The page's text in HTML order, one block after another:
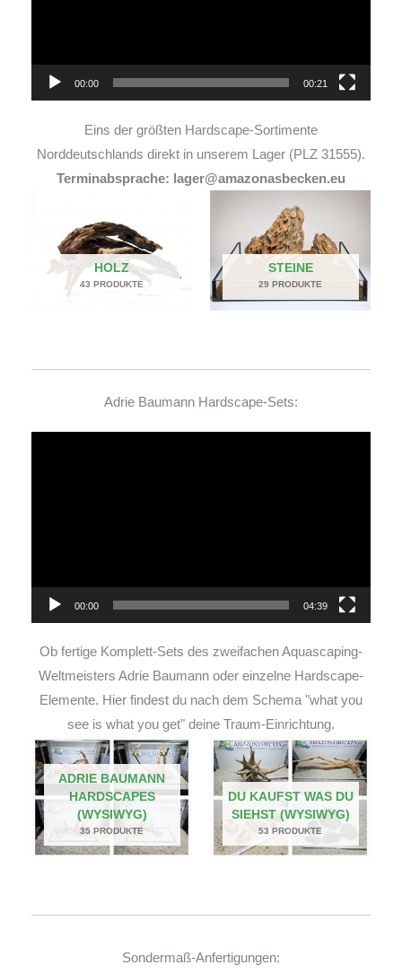
00:00 00:21
Eins der größten Hardscape-Sortimente
Norddeutschlands direkt in unserem Lager (PLZ 31555).
Terminabsprache: lager@amazonasbecken.eu
HOLZ
43 PRODUKTE
STEINE
29 PRODUKTE
Adrie Baumann Hardscape-Sets:
00:00 04:39
Ob fertige Komplett-Sets des zweifachen Aquascaping-
Weltmeisters Adrie Baumann oder einzelne Hardscape-
Elemente. Hier findest du nach dem Schema "what you
see is what you get" deine Traum-Einrichtung.
ADRIE BAUMANN
HARDSCAPES
(WYSIWYG)
35 PRODUKTE
DU KAUFST WAS DU
SIEHST (WYSIWYG)
53 PRODUKTE
Sondermaß-Anfertigungen: